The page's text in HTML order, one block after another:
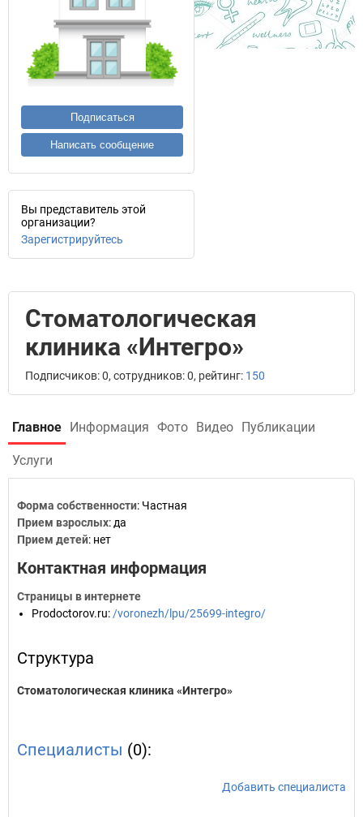
Подписаться
Написать сообщение
Вы представитель этой
организации?
Зарегистрируйтесь
Стоматологическая
клиника «Интегро»
Подписчиков: 0, сотрудников: 0, рейтинг: 150
Главное Информация Фото Видео Публикации
Услуги
Форма собственности: Частная
Прием взрослых: да
Прием детей: нет
Контактная информация
Страницы в интернете
Prodoctorov.ru: /voronezh/lpu/25699-integro/
Структура
Стоматологическая клиника «Интегро»
Специалисты (0):
Добавить специалиста